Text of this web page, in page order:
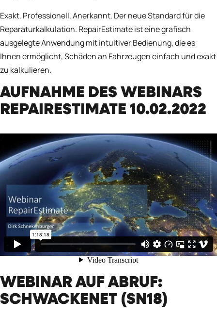
Exakt. Professionell. Anerkannt. Der neue Standard für die
Reparaturkalkulation. RepairEstimate ist eine grafisch
ausgelegte Anwendung mit intuitiver Bedienung, die es
Ihnen ermöglicht, Schäden an Fahrzeugen einfach und exakt
zu kalkulieren.
AUFNAHME DES WEBINARS
REPAIRESTIMATE 10.02.2022
WEBINAR AUF ABRUF:
SCHWACKENET (SN18)